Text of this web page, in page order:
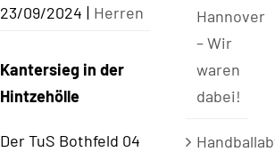
23/09/2024 | Herren
Kantersieg in der
Hintzehölle
Der TuS Bothfeld 04
Hannover
– Wir
waren
dabei!